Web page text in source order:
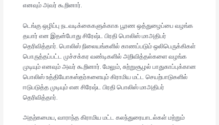
எனவும் அவர் கூறினார்.
டெங்கு ஒழிப்பு நடவடிக்கைகளுக்காக பூரண ஒத்துழைப்பை வழங்க
தயார் என இதன்போது சிரேஷ்ட பிரதி பொலிஸ் மாஅதிபர்
தெரிவித்தார். பொலிஸ் நிலையங்களில் காணப்படும் ஒலிபெருக்கிகள்
பொருத்தப்பட்ட முச்சக்கர வண்டிகளில் அறிவித்தல்களை வழங்க
முடியும் எனவும் அவர் கூறினார். மேலும், சுற்றுசூழல் பாதுகாப்புக்கான
பொலிஸ் உத்தியோகஸ்தர்களையும் கிராமிய மட்ட செயற்பாடுகளில்
ஈடுபடுத்த முடியும் என சிரேஷ்ட பிரதி பொலிஸ் மாஅதிபர்
தெரிவித்தார்.
அதற்கமைய, வாராந்த கிராமிய மட்ட கலந்துரையாடல்கள் மற்றும்